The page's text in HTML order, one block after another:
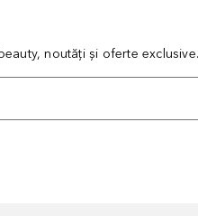
noutăți și oferte exclusive.